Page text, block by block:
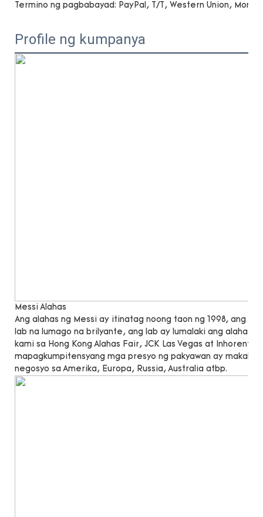
Termino ng pagbabayad: PayPal, T/T, Western Union,
Profile ng kumpanya
Messi Alahas
Ang alahas ng Messi ay itinatag noong taon ng 1998, ang
lab na lumago na brilyante, ang lab ay lumalaki ang alahas
kami sa Hong Kong Alahas Fair, JCK Las Vegas at
mapagkumpitensyang mga presyo ng pakyawan ay
negosyo sa Amerika, Europa, Russia, Australia atbp.